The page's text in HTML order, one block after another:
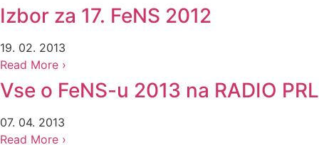
Izbor za 17. FeNS 2012
19. 02. 2013
Read More ›
Vse o FeNS-u 2013 na RADIO
07. 04. 2013
Read More ›